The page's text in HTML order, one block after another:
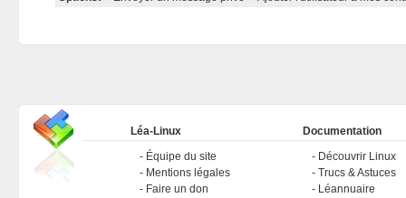
Léa-Linux
Équipe du site
Mentions légales
Faire un don
Documentation
Découvrir Linux
Trucs & Astuces
Léannuaire